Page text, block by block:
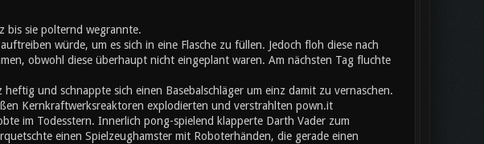
bis sie polternd wegrannte.
würde, um es sich in eine Flasche zu füllen. Jedoch floh diese nach
obwohl diese überhaupt nicht eingeplant waren. Am nächsten Tag fluchte
und schnappte sich einen Basebalschläger um einz damit zu vernaschen.
Kernkraftwerksreaktoren explodierten und verstrahlten pown.it
im Todesstern. Innerlich pong-spielend klapperte Darth Vader zum
einen Spielzeughamster mit Roboterhänden, die gerade einen